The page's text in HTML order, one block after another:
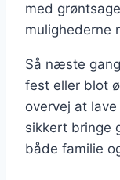
med
mulighederne
Så næste
fest eller blot
overvej at
sikkert bringe
både familie